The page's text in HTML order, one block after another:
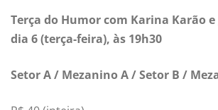
Terça do Humor com Karina Karão
dia 6 (terça-feira), às 19h30
Setor A / Mezanino A / Setor B /